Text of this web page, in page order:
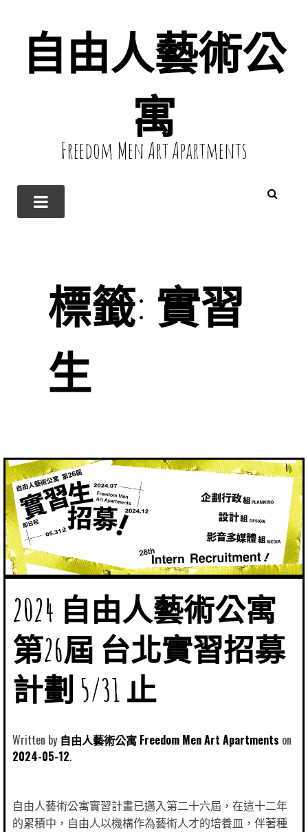
自由人藝術公
寓
Freedom Men Art Apartments
標籤: 實習
生
2024 自由人藝術公寓
第26屆 台北實習招募
計劃 5/31 止
Written by 自由人藝術公寓 Freedom Men Art Apartments
2024-05-12
自由人藝術公寓實習計畫已邁入第二十六屆，在這十二年
的累積中，自由人以機構作為藝術人才的培養皿，伴著種